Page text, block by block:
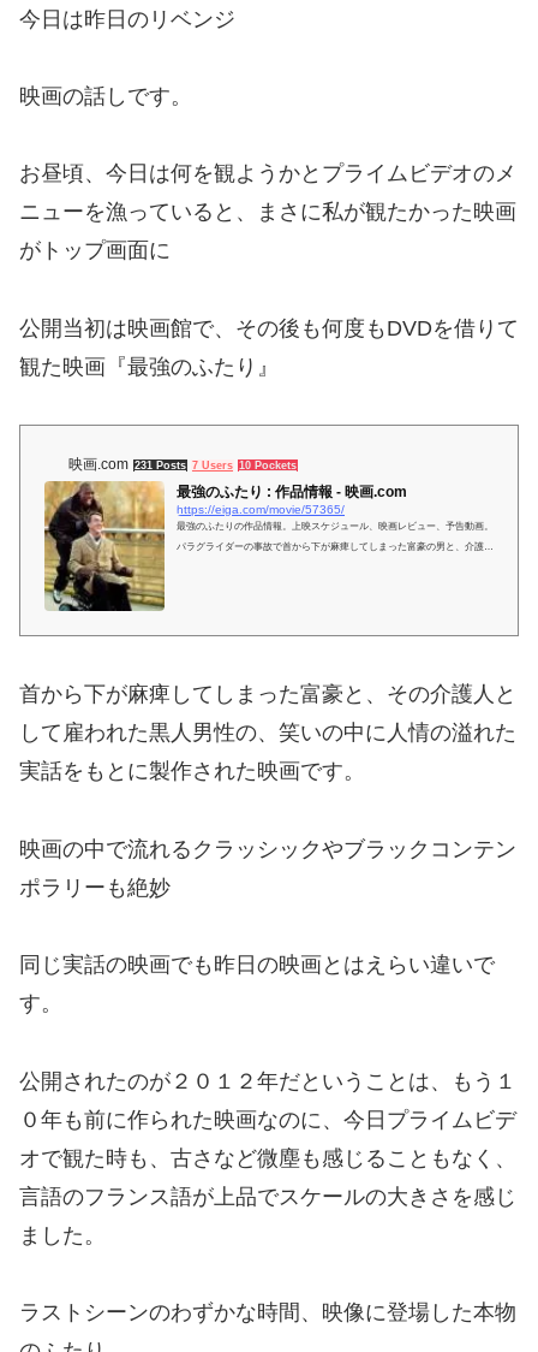
今日は昨日のリベンジ
映画の話しです。
お昼頃、今日は何を観ようかとプライムビデオのメ
ニューを漁っていると、まさに私が観たかった映画
がトップ画面に
公開当初は映画館で、その後も何度もDVDを借りて
観た映画『最強のふたり』
映画.com 231 Posts 7 Users 10 Pockets
最強のふたり : 作品情報 - 映画.com
https://eiga.com/movie/57365/
最強のふたりの作品情報。上映スケジュール、映画レビュー、予告動画。
パラグライダーの事故で首から下が麻痺してしまった富豪の男と、介護役
首から下が麻痺してしまった富豪と、その介護人と
して雇われた黒人男性の、笑いの中に人情の溢れた
実話をもとに製作された映画です。
映画の中で流れるクラッシックやブラックコンテン
ポラリーも絶妙
同じ実話の映画でも昨日の映画とはえらい違いで
す。
公開されたのが２０１２年だということは、もう１
０年も前に作られた映画なのに、今日プライムビデ
オで観た時も、古さなど微塵も感じることもなく、
言語のフランス語が上品でスケールの大きさを感じ
ました。
ラストシーンのわずかな時間、映像に登場した本物